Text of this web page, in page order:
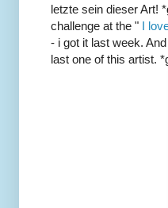
letzte sein dieser Art!
challenge at the " I
- i got it last week.
last one of this artist.